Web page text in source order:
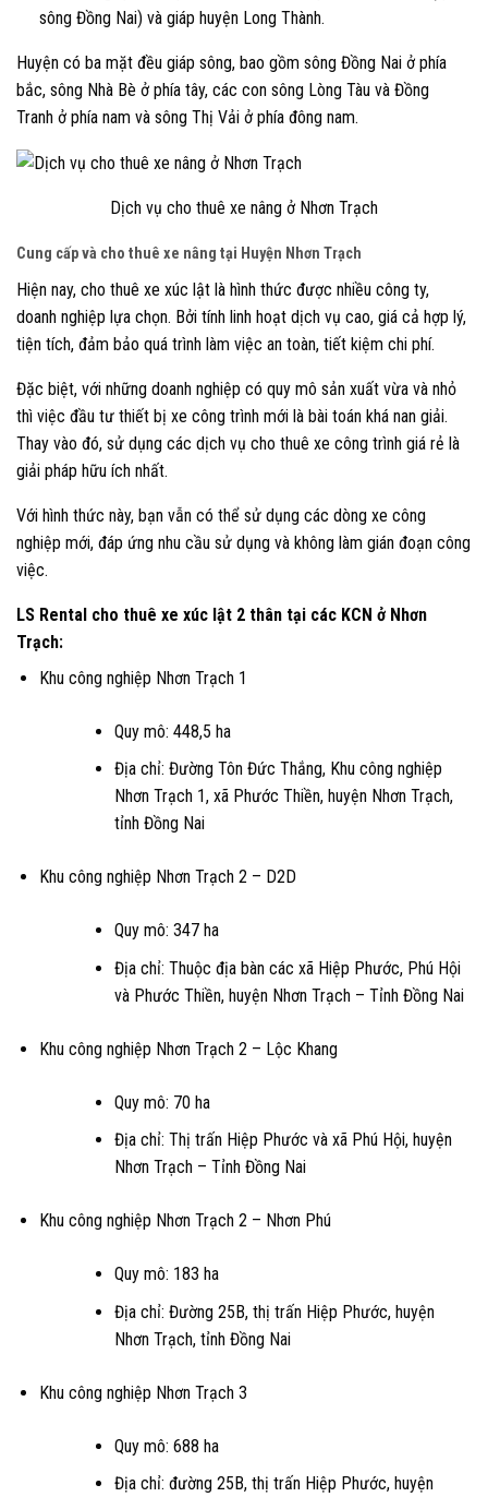
sông Đồng Nai) và giáp huyện Long Thành.
Huyện có ba mặt đều giáp sông, bao gồm sông Đồng Nai ở phía
bắc, sông Nhà Bè ở phía tây, các con sông Lòng Tàu và Đồng
Tranh ở phía nam và sông Thị Vải ở phía đông nam.
Dịch vụ cho thuê xe nâng ở Nhơn Trạch
Cung cấp và cho thuê xe nâng tại Huyện Nhơn Trạch
Hiện nay, cho thuê xe xúc lật là hình thức được nhiều công ty,
doanh nghiệp lựa chọn. Bởi tính linh hoạt dịch vụ cao, giá cả hợp lý,
tiện tích, đảm bảo quá trình làm việc an toàn, tiết kiệm chi phí.
Đặc biệt, với những doanh nghiệp có quy mô sản xuất vừa và nhỏ
thì việc đầu tư thiết bị xe công trình mới là bài toán khá nan giải.
Thay vào đó, sử dụng các dịch vụ cho thuê xe công trình giá rẻ là
giải pháp hữu ích nhất.
Với hình thức này, bạn vẫn có thể sử dụng các dòng xe công
nghiệp mới, đáp ứng nhu cầu sử dụng và không làm gián đoạn công
việc.
LS Rental cho thuê xe xúc lật 2 thân tại các KCN ở Nhơn
Trạch:
Khu công nghiệp Nhơn Trạch 1
Quy mô: 448,5 ha
Địa chỉ: Đường Tôn Đức Thắng, Khu công nghiệp
Nhơn Trạch 1, xã Phước Thiền, huyện Nhơn Trạch,
tỉnh Đồng Nai
Khu công nghiệp Nhơn Trạch 2 – D2D
Quy mô: 347 ha
Địa chỉ: Thuộc địa bàn các xã Hiệp Phước, Phú Hội
và Phước Thiền, huyện Nhơn Trạch – Tỉnh Đồng Nai
Khu công nghiệp Nhơn Trạch 2 – Lộc Khang
Quy mô: 70 ha
Địa chỉ: Thị trấn Hiệp Phước và xã Phú Hội, huyện
Nhơn Trạch – Tỉnh Đồng Nai
Khu công nghiệp Nhơn Trạch 2 – Nhơn Phú
Quy mô: 183 ha
Địa chỉ: Đường 25B, thị trấn Hiệp Phước, huyện
Nhơn Trạch, tỉnh Đồng Nai
Khu công nghiệp Nhơn Trạch 3
Quy mô: 688 ha
Địa chỉ: đường 25B, thị trấn Hiệp Phước, huyện